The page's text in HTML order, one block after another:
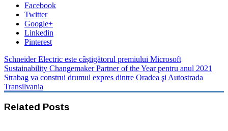
Facebook
Twitter
Google+
Linkedin
Pinterest
Schneider Electric este câștigătorul premiului Microsoft
Sustainability Changemaker Partner of the Year pentru anul 2021
Strabag va construi drumul expres dintre Oradea şi Autostrada
Transilvania
Related Posts